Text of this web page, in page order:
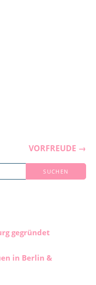
VORFREUDE →
gegründet
in Berlin &